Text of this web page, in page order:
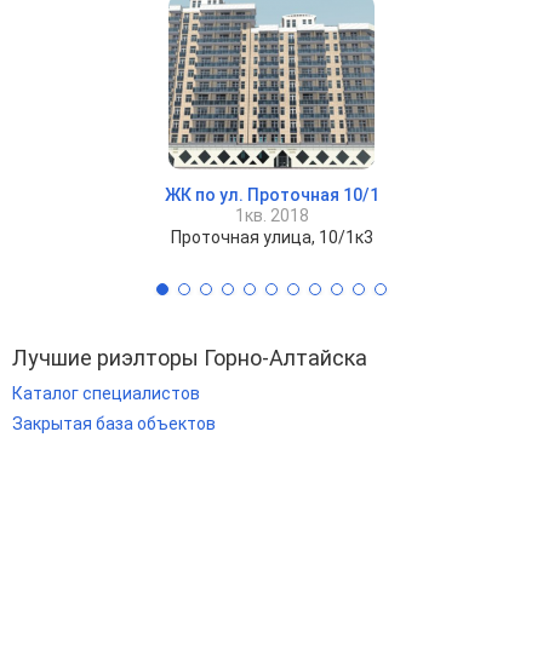
ЖК по ул. Проточная 10/1
1кв. 2018
Проточная улица, 10/1к3
Лучшие риэлторы Горно-Алтайска
Каталог специалистов
Закрытая база объектов